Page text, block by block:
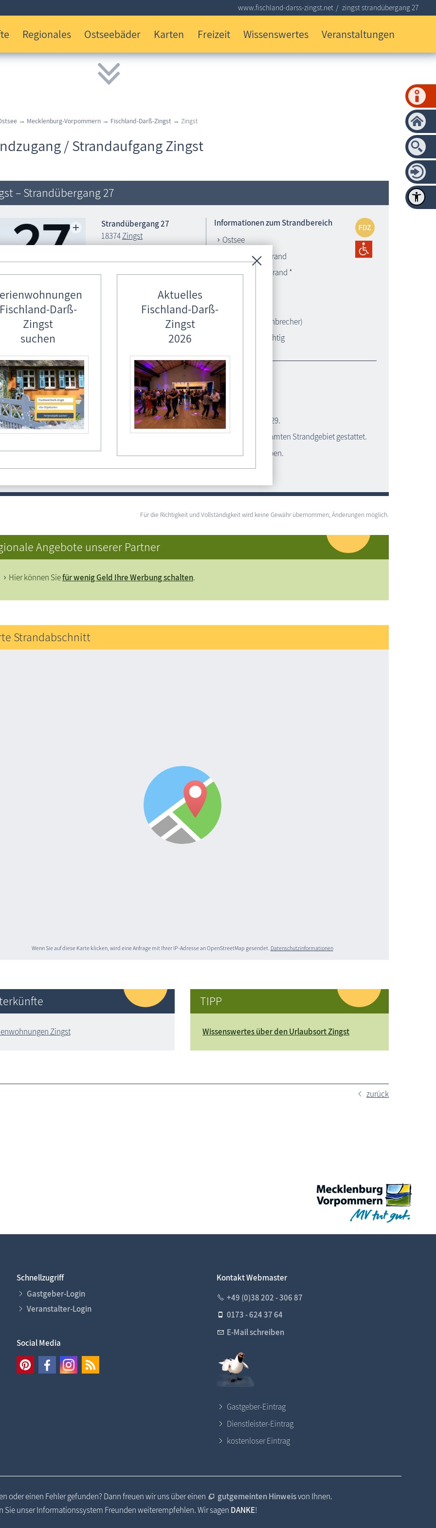
Regionales Ostseebäder Karten Freizeit Wissenswertes Veranstaltungen
www.fischland-darss-zingst.net zingst strandübergang 27
→ Mecklenburg-Vorpommern → Fischland-Darß-Zingst → Zingst
/ Strandaufgang Zingst
– Strandübergang 27
Frosch
Strandübergang 27
18374Zingst
Wasserrettung
038 232 - 157 88
Informationen zum Strandbereich
Ostsee
feinsandiger Strand
überwachter Strand *
Buhnen (Wellenbrecher)
kurabgabepflichtig
Infos / Besonderheiten *
Textilstrand: beginnt am Strandübergang 25 und endet am Strandübergang 29
Der Hundestrand beginnt am Strandübergang 27 und endet am Strandübergang 29.
Spaziergänge mit Hund (Leinenzwang) sind zwischen 6:00 Uhr – 7:30 Uhr im gesamten Strandgebiet gestattet.
Vom 01.10. - 30.04. ist der gesamte Strand für Spaziergänge mit Hunden freigegeben.
Drohnen verboten
Für die Richtigkeit und Vollständigkeit wird keine Gewähr übernommen, Änderungen möglich.
Angebote unserer Partner
Hier können Siefür wenig Geld Ihre Werbung schalten.
Strandabschnitt
Wenn Sie auf diese Karte klicken, wird eine Anfrage mit Ihrer IP-Adresse an OpenStreetMap gesendet. Datenschutzinformationen
Zingst
TIPP
Wissenswertes über den Urlaubsort Zingst
zurück
Fischland-Darß-
Zingst
suchen
Aktuelles
Fischland-Darß-
Zingst
2026
Schnellzugriff
Gastgeber-Login
Veranstalter-Login
Social Media
Kontakt Webmaster
+49 (0)38 202 - 306 87
0173 - 624 37 64
E-Mail schreiben
Gastgeber-Eintrag
Dienstleister-Eintrag
kostenloser Eintrag
oder einen Fehler gefunden? Dann freuen wir uns über einen gutgemeinten Hinweisvon Ihnen.
Sie unser Informationssystem Freunden weiterempfehlen. Wir sagen DANKE!